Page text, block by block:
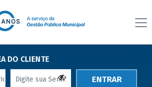
DO CLIENTE
ENTRAR